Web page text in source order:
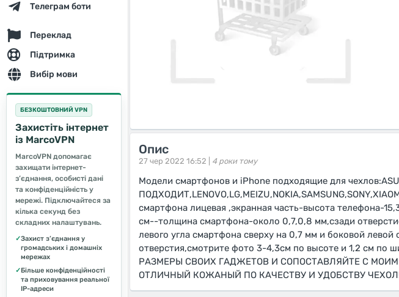
Телеграм боти
Переклад
Підтримка
Вибір мови
БЕЗКОШТОВНИЙ VPN
Захистіть інтернет
із MarcoVPN
MarcoVPN допомагає
захищати інтернет-
з’єднання, особисті дані
та конфіденційність у
мережі. Підключайтеся за
кілька секунд без
складних налаштувань.
✓Захист з’єднання у
громадських і домашніх
мережах
✓Більше конфіденційності
та приховування реальної
IP-адреси
Опис
27 чер 2022 16:52 | 4 роки тому
Модели смартфонов и iPhone подходящие для
смартфона лицевая ,экранная часть-высота телефона-
см--толщина смартфона-около 0,7,0,8 мм,сзади
левого угла смартфона сверху на 0,7 мм и боковой
отверстия,смотрите фото 3-4,3см по высоте и 1,2 см
РАЗМЕРЫ СВОИХ ГАДЖЕТОВ И СОПОСТАВЛЯЙТЕ С
ОТЛИЧНЫЙ КОЖАНЫЙ ПО КАЧЕСТВУ И УДОБСТВУ